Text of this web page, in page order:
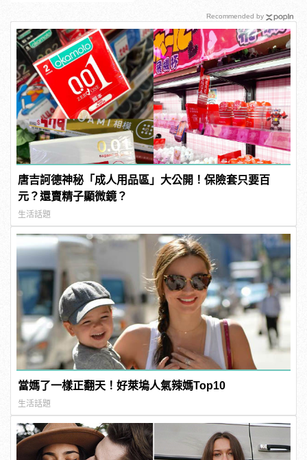
唐吉訶德神秘「成人用品區」大公開！保險套只要百
元？還賣精子顯微鏡？
生活話題
當媽了一樣正翻天！好萊塢人氣辣媽Top10
生活話題
Recommended by